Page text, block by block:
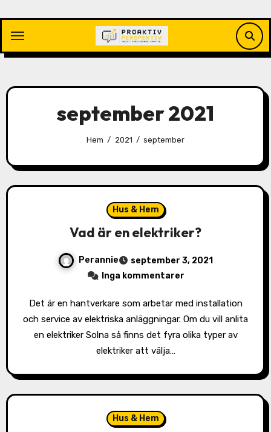
innehåll
september 2021
Hem 2021 september
Hus & Hem
Vad är en elektriker?
Perannie
september 3, 2021
Inga kommentarer
Det är en hantverkare som arbetar med installation
och service av elektriska anläggningar. Om du vill anlita
en elektriker Solna så finns det fyra olika typer av
elektriker att välja…
Hus & Hem